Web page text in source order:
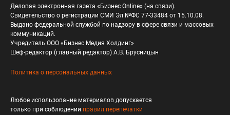
Деловая электронная газета «Бизнес Online» (на связи).
Свидетельство о регистрации СМИ Эл №ФС 77-33484 от 15.10.08.
Выдано федеральной службой по надзору в сфере связи и массовых
коммуникаций.
Учредитель ООО «Бизнес Медия Холдинг»
Шеф-редактор (главный редактор) А.В. Брусницын
Политика о персональных данных
Любое использование материалов допускается
только при соблюдении правил перепечатки